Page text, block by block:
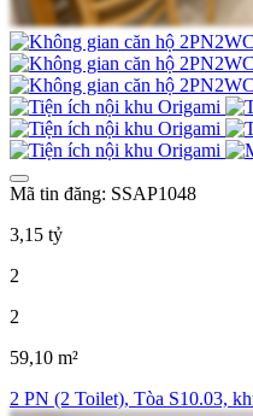
Mã tin đăng: SSAP1048
3,15 tỷ
2
2
59,10 m²
2 PN (2 Toilet), Tòa S10.03,